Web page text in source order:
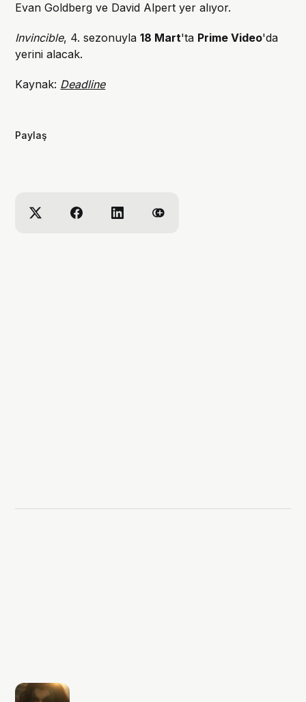
Evan Goldberg ve David Alpert yer alıyor.
Invincible, 4. sezonuyla18 Mart'ta Prime Video'da
yerini alacak.
Kaynak: Deadline
Paylaş